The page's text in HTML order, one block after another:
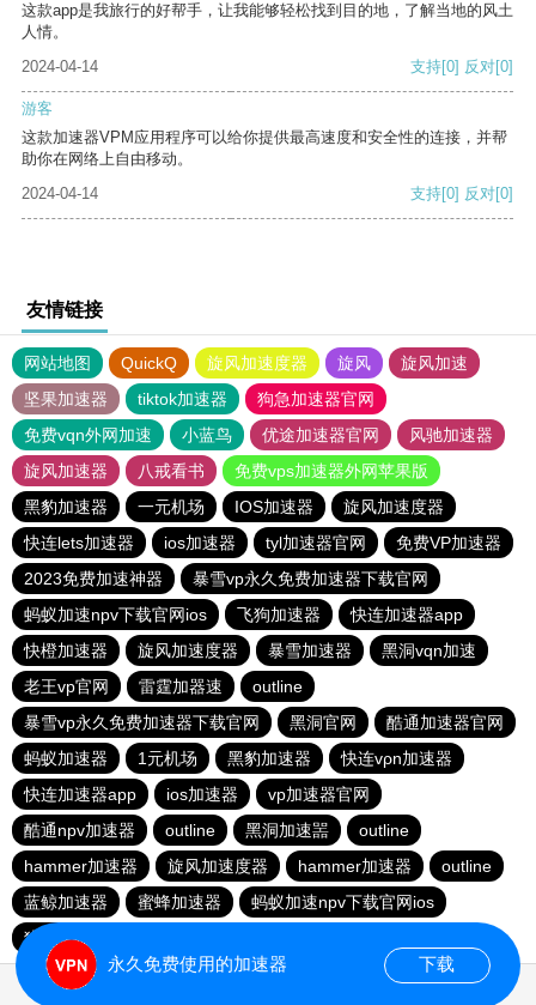
这款app是我旅行的好帮手，让我能够轻松找到目的地，了解当地的风土
人情。
2024-04-14
支持[0] 反对[0]
游客
这款加速器VPM应用程序可以给你提供最高速度和安全性的连接，并帮
助你在网络上自由移动。
2024-04-14
支持[0] 反对[0]
友情链接
网站地图 QuickQ 旋风加速度器 旋风
旋风加速
坚果加速器
tiktok加速器
狗急加速器官网
免费vqn外网加速
小蓝鸟 优途加速器官网
风驰加速器
旋风加速器
八戒看书
免费vps加速器外网苹果版
黑豹加速器
一元机场 IOS加速器
旋风加速度器
快连lets加速器
ios加速器 tyl加速器官网
免费VP加速器
2023免费加速神器
暴雪vp永久免费加速器下载官网
蚂蚁加速npv下载官网ios
飞狗加速器
快连加速器app
快橙加速器
旋风加速度器 暴雪加速器
黑洞vqn加速
老王vp官网
雷霆加器速
outline
暴雪vp永久免费加速器下载官网
黑洞官网
酷通加速器官网
蚂蚁加速器
1元机场 黑豹加速器
快连vρn加速器
快连加速器app
ios加速器
vp加速器官网
酷通npv加速器
outline 黑洞加速噐
outline
hammer加速器
旋风加速度器 hammer加速器
outline
蓝鲸加速器
蜜蜂加速器
蚂蚁加速npv下载官网ios
猎豹加速器官网
永久免费使用的加速器 下载